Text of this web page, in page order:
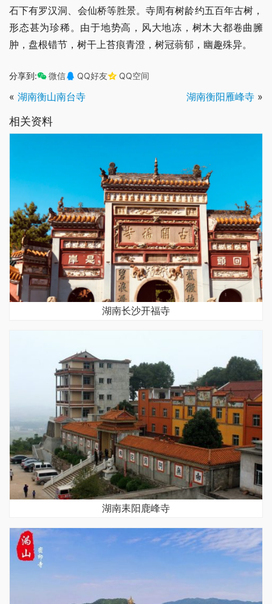
石下有罗汉洞、会仙桥等胜景。寺周有树龄约五百年古树，
形态甚为珍稀。由于地势高，风大地冻，树木大都卷曲臃
肿，盘根错节，树干上苔痕青澄，树冠蓊郁，幽趣殊异。
分享到: 微信 QQ好友 QQ空间
« 湖南衡山南台寺 湖南衡阳雁峰寺 »
相关资料
湖南长沙开福寺
湖南耒阳鹿峰寺